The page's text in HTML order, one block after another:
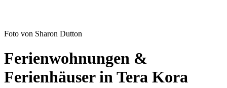
Foto von Sharon Dutton
Ferienwohnungen &
Ferienhäuser in Tera Kora